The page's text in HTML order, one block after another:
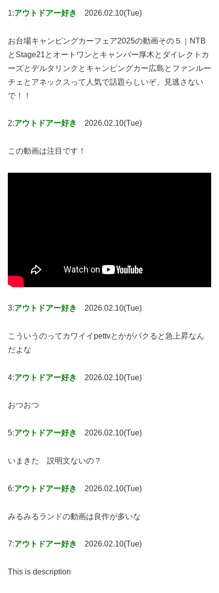
1:アウトドアー好き 2026.02.10(Tue)
お台場キャンピングカーフェア2025の動画その５｜NTB
とStage21とオートワンとキャンパー厚木とダイレクトカ
ーズとデルタリンクとキャンピングカー広島とファンルー
チェとアネックスって人気で話題らしいぞ、見逃さない
で！！
2:アウトドアー好き 2026.02.10(Tue)
この動画は注目です！
3:アウトドアー好き 2026.02.10(Tue)
こういうのってカワイイpettvとかがパクると急上昇なん
だよな
4:アウトドアー好き 2026.02.10(Tue)
おつおつ
5:アウトドアー好き 2026.02.10(Tue)
いまきた 説明文ないの？
6:アウトドアー好き 2026.02.10(Tue)
みるみるランドの動画は良作が多いな
7:アウトドアー好き 2026.02.10(Tue)
This is description